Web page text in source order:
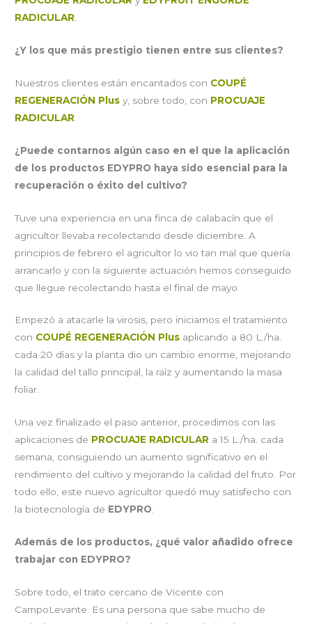
RADICULAR
¿Y los que más prestigio tienen entre sus clientes?
Nuestros clientes están encantados con COUPÉ
REGENERACIÓN Plus y, sobre todo, con PROCUAJE
RADICULAR
¿Puede contarnos algún caso en el que la aplicación
de los productos EDYPRO haya sido esencial para la
recuperación o éxito del cultivo?
Tuve una experiencia en una finca de calabacín que el
agricultor llevaba recolectando desde diciembre. A
principios de febrero el agricultor lo vio tan mal que quería
arrancarlo y con la siguiente actuación hemos conseguido
que llegue recolectando hasta el final de mayo.
Empezó a atacarle la virosis, pero iniciamos el tratamiento
con COUPÉ REGENERACIÓN Plus aplicando a 80 L./ha.
cada 20 días y la planta dio un cambio enorme, mejorando
la calidad del tallo principal, la raíz y aumentando la masa
foliar.
Una vez finalizado el paso anterior, procedimos con las
aplicaciones de PROCUAJE RADICULAR a 15 L./ha. cada
semana, consiguiendo un aumento significativo en el
rendimiento del cultivo y mejorando la calidad del fruto. Por
todo ello, este nuevo agricultor quedó muy satisfecho con
la biotecnología de EDYPRO.
Además de los productos, ¿qué valor añadido ofrece
trabajar con EDYPRO?
Sobre todo, el trato cercano de Vicente con
CampoLevante. Es una persona que sabe mucho de